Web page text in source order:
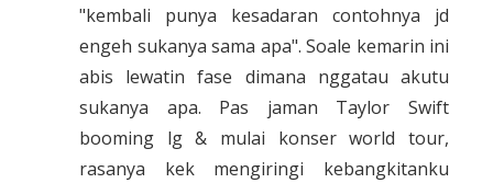
"kembali punya kesadaran contohnya jd
engeh sukanya sama apa". Soale kemarin ini
abis lewatin fase dimana nggatau akutu
sukanya apa. Pas jaman Taylor Swift
booming lg & mulai konser world tour,
rasanya kek mengiringi kebangkitanku